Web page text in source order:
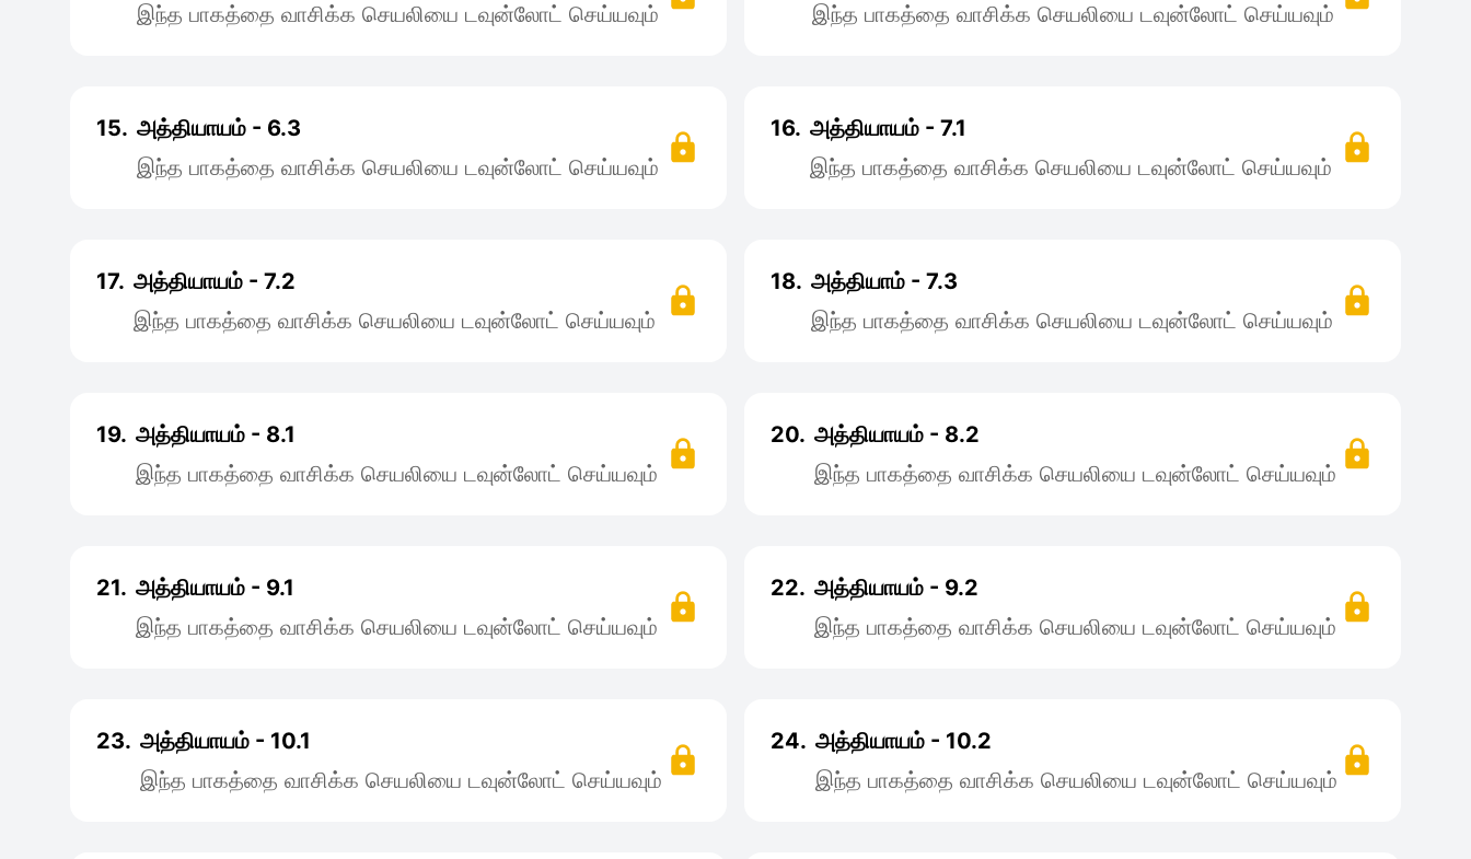
இந்த பாகத்தை வாசிக்க செயலியை டவுன்லோட் செய்யவும்
இந்த பாகத்தை வாசிக்க செயலியை டவுன்லோட் செய்யவும்
15. அத்தியாயம் - 6.3
இந்த பாகத்தை வாசிக்க செயலியை டவுன்லோட் செய்யவும்
16. அத்தியாயம் - 7.1
இந்த பாகத்தை வாசிக்க செயலியை டவுன்லோட் செய்யவும்
17. அத்தியாயம் - 7.2
இந்த பாகத்தை வாசிக்க செயலியை டவுன்லோட் செய்யவும்
18. அத்தியாம் - 7.3
இந்த பாகத்தை வாசிக்க செயலியை டவுன்லோட் செய்யவும்
19. அத்தியாயம் - 8.1
இந்த பாகத்தை வாசிக்க செயலியை டவுன்லோட் செய்யவும்
20. அத்தியாயம் - 8.2
இந்த பாகத்தை வாசிக்க செயலியை டவுன்லோட் செய்யவும்
21. அத்தியாயம் - 9.1
இந்த பாகத்தை வாசிக்க செயலியை டவுன்லோட் செய்யவும்
22. அத்தியாயம் - 9.2
இந்த பாகத்தை வாசிக்க செயலியை டவுன்லோட் செய்யவும்
23. அத்தியாயம் - 10.1
இந்த பாகத்தை வாசிக்க செயலியை டவுன்லோட் செய்யவும்
24. அத்தியாயம் - 10.2
இந்த பாகத்தை வாசிக்க செயலியை டவுன்லோட் செய்யவும்